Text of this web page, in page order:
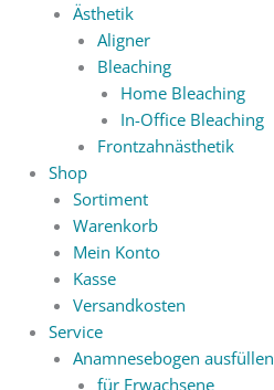
Ästhetik
Aligner
Bleaching
Home Bleaching
In-Office Bleaching
Frontzahnästhetik
Shop
Sortiment
Warenkorb
Mein Konto
Kasse
Versandkosten
Service
Anamnesebogen ausfüllen
für Erwachsene